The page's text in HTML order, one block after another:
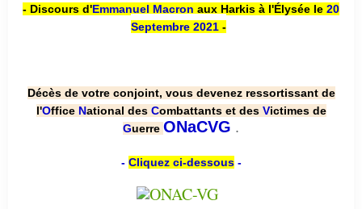
- Discours d'Emmanuel Macron aux Harkis à l'Élysée le 20
Septembre 2021 -
Décès de votre conjoint, vous devenez ressortissant de
l'Office National des Combattants et des Victimes de
Guerre ONaCVG .
- Cliquez ci-dessous-